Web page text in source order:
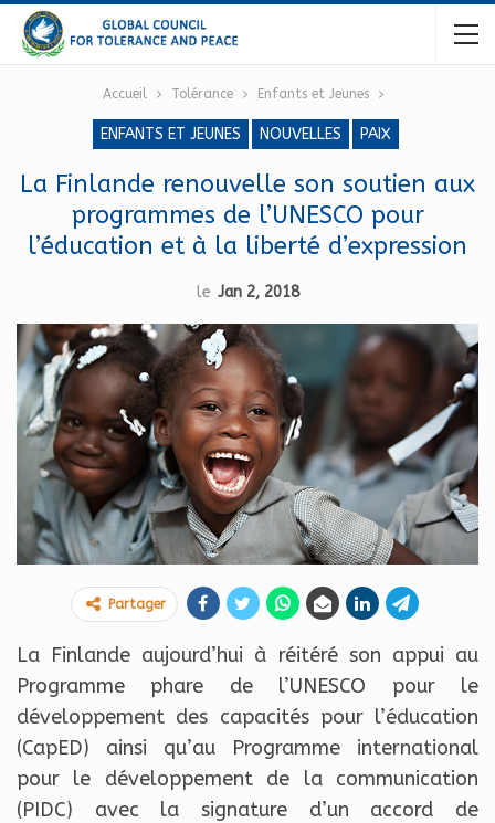
Accueil Tolérance Enfants et Jeunes
ENFANTS ET JEUNES NOUVELLES PAIX
La Finlande renouvelle son soutien aux
programmes de l’UNESCO pour
l’éducation et à la liberté d’expression
le Jan 2, 2018
Partager
La Finlande aujourd’hui à réitéré son appui au
Programme phare de l’UNESCO pour le
développement des capacités pour l’éducation
(CapED) ainsi qu’au Programme international
pour le développement de la communication
(PIDC) avec la signature d’un accord de